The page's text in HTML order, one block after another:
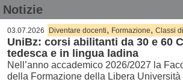
Notizie
03.07.2026 Diventare docenti, Formazione, Classi
UniBz: corsi abilitanti da 30 e 60
tedesca e in lingua ladina
Nell’anno accademico 2026/2027 la
della Formazione della Libera Università